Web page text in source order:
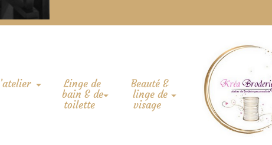
Linge de
bain & de
toilette
Beauté &
linge de
visage